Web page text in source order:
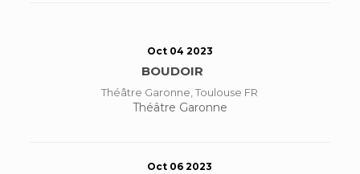
Oct 04 2023
BOUDOIR
Théâtre Garonne, Toulouse FR
Théâtre Garonne
Oct 06 2023